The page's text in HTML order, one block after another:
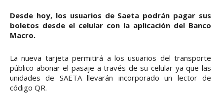
Desde hoy, los usuarios de Saeta podrán pagar sus
boletos desde el celular con la aplicación del Banco
Macro.
La nueva tarjeta permitirá a los usuarios del transporte
público abonar el pasaje a través de su celular ya que las
unidades de SAETA llevarán incorporado un lector de
código QR.